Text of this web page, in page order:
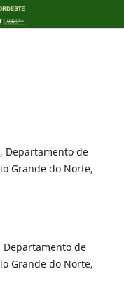
Departamento de
Grande do Norte,
Departamento de
Grande do Norte,